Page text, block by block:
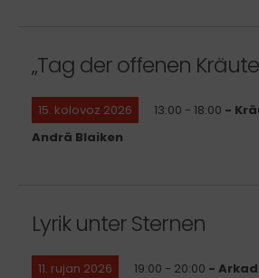
„Tag der offenen
15. kolovoz 2026 13:00 - 18:00 -
Andrä Blaiken
Lyrik unter Sternen
11. rujan 2026 19:00 - 20:00 -